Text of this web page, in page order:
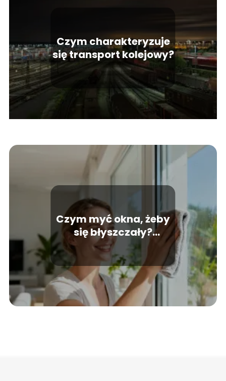
Czym charakteryzuje
się transport kolejowy?
Czym myć okna, żeby
się błyszczały?
Sprawdzone sposoby